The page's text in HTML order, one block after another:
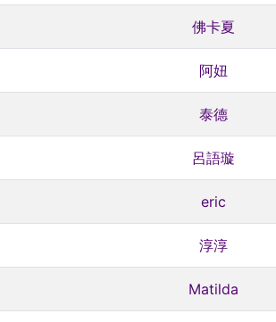
佛卡夏
阿妞
泰德
呂語璇
eric
淳淳
Matilda